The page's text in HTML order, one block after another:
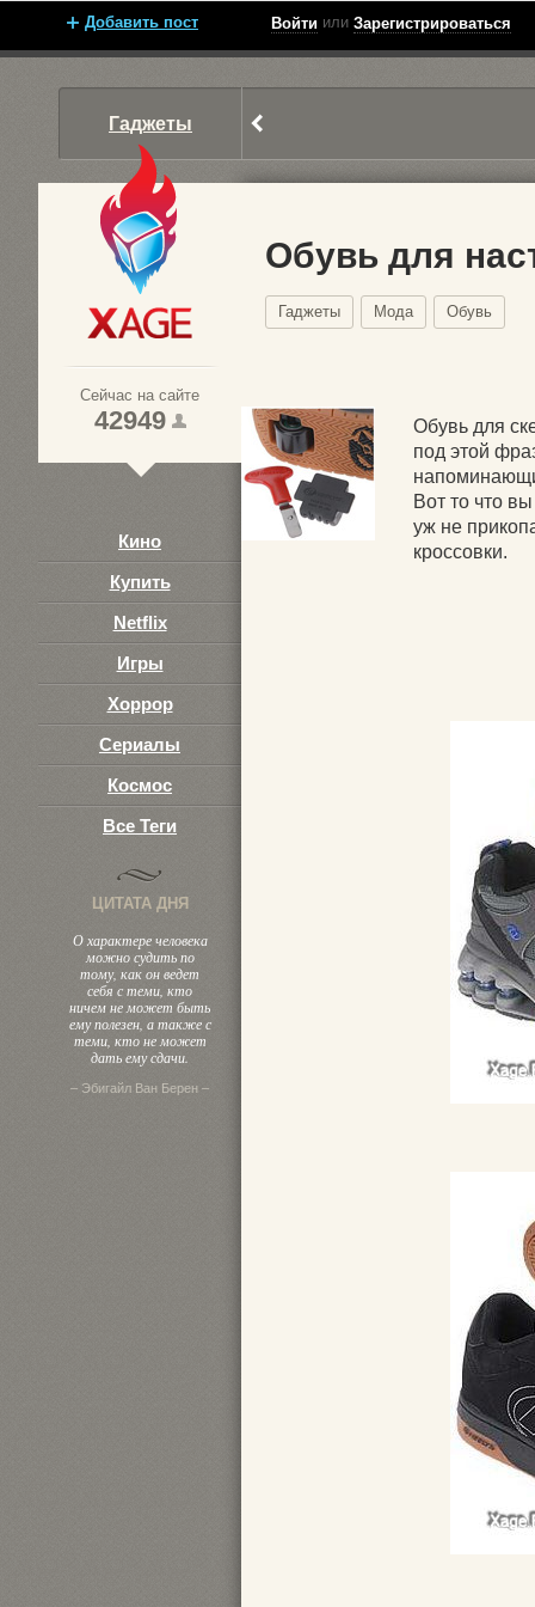
Добавить пост Войти или Зарегистрироваться
Гаджеты
1
Сейчас на сайте
42949
Кино
Купить
Netflix
Игры
Хоррор
Сериалы
Космос
Все Теги
ЦИТАТА ДНЯ
О характере человека
можно судить по
тому, как он ведет
себя с теми, кто
ничем не может быть
ему полезен, а также с
теми, кто не может
дать ему сдачи.
– Эбигайл Ван Берен –
Обувь для
Гаджеты Мода Обувь
Обувь для
под этой
Вот то что
уж не
кроссовки.